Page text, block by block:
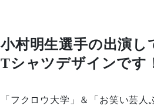
小村明生選手の出演
Tシャツデザインです
「フクロウ大学」＆「お笑い芸